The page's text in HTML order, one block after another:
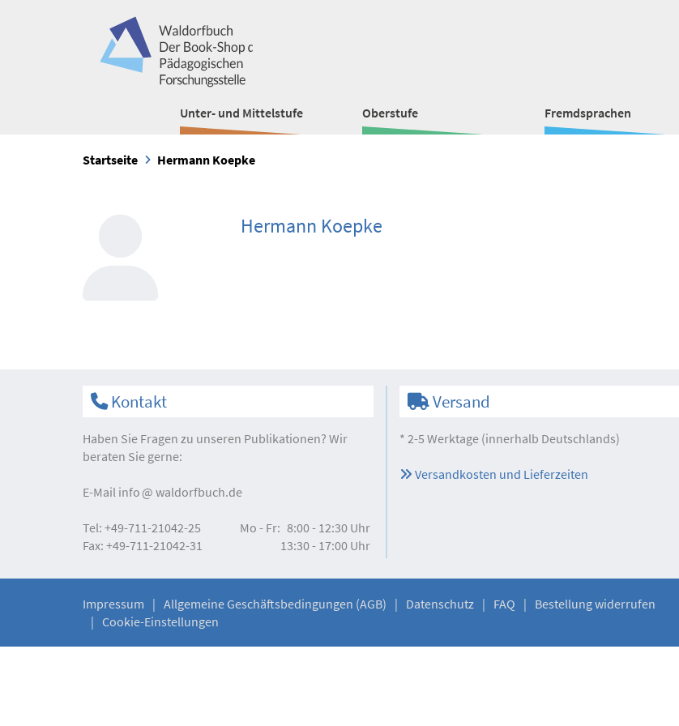
Unter- und Mittelstufe Oberstufe Fremdsprachen
Startseite Hermann Koepke
Hermann Koepke
Kontakt
Haben Sie Fragen zu unseren Publikationen? Wir
beraten Sie gerne:
E-Mail info waldorfbuch.de
Tel: +49-711-21042-25
Fax: +49-711-21042-31
Mo - Fr: 8:00 - 12:30 Uhr
13:30 - 17:00 Uhr
Versand
* 2-5 Werktage (innerhalb Deutschlands)
Versandkosten und Lieferzeiten
Impressum Allgemeine Geschäftsbedingungen (AGB) Datenschutz FAQ
Bestellung widerrufen
Cookie-Einstellungen